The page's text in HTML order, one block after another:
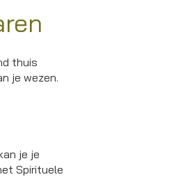
thuis
je wezen.
je je
Spirituele